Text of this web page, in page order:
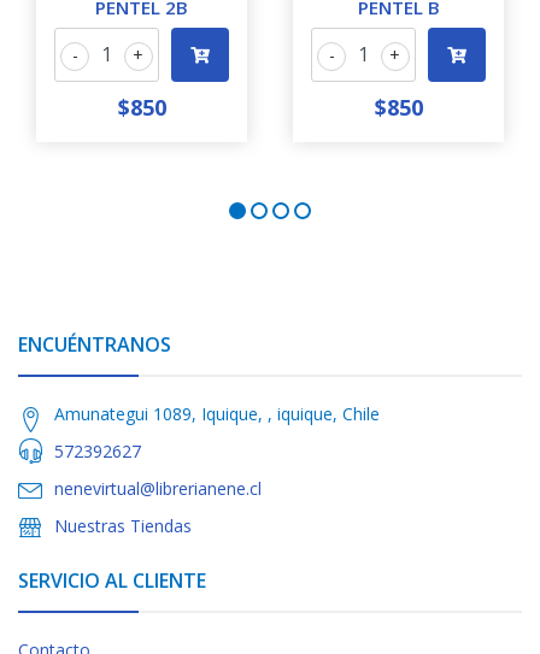
PENTEL 2B
+
-
$850
PENTEL B
+
-
$850
ENCUÉNTRANOS
Amunategui 1089, Iquique, , iquique, Chile
572392627
nenevirtual@librerianene.cl
Nuestras Tiendas
SERVICIO AL CLIENTE